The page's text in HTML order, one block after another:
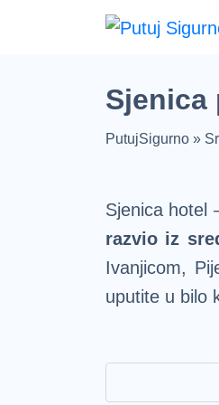
Sjenica
PutujSigurno »
Sjenica hotel
razvio iz
Ivanjicom,
uputite u bilo
sajtukoji
blizine i